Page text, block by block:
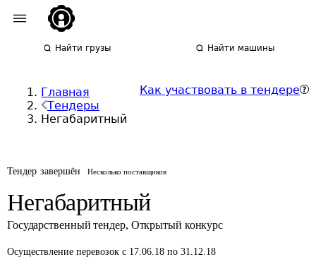
Найти грузы Найти машины
Главная
Тендеры
Негабаритный
Как участвовать в тендере
Тендер завершён Несколько поставщиков
Негабаритный
Государственный тендер, Открытый конкурс
Осуществление перевозок с 17.06.18 по 31.12.18